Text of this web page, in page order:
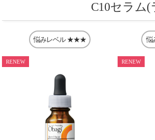
C10セラム
悩みレベル ★★★
RENEW
悩
RENEW